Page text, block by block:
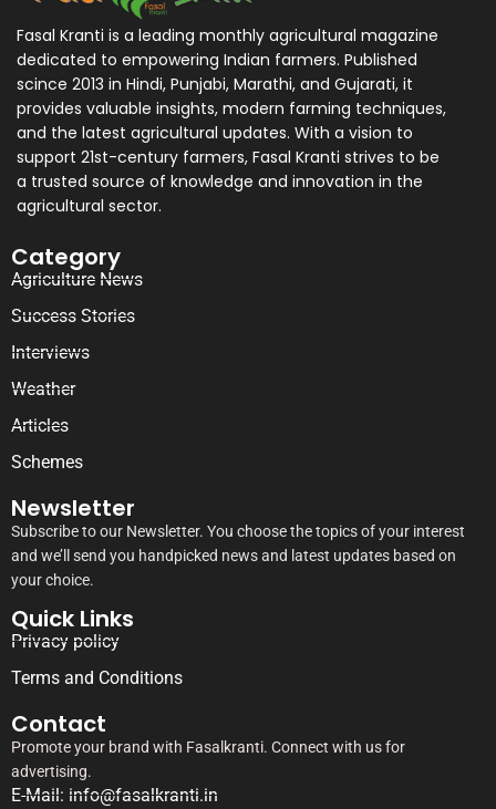
Fasal Kranti is a leading monthly agricultural magazine
dedicated to empowering Indian farmers. Published
scince 2013 in Hindi, Punjabi, Marathi, and Gujarati, it
provides valuable insights, modern farming techniques,
and the latest agricultural updates. With a vision to
support 21st-century farmers, Fasal Kranti strives to be
a trusted source of knowledge and innovation in the
agricultural sector.
Category
Agriculture News
Success Stories
Interviews
Weather
Articles
Schemes
Newsletter
Subscribe to our Newsletter. You choose the topics of your interest
and we’ll send you handpicked news and latest updates based on
your choice.
Quick Links
Privacy policy
Terms and Conditions
Contact
Promote your brand with Fasalkranti. Connect with us for
advertising.
E-Mail: info@fasalkranti.in